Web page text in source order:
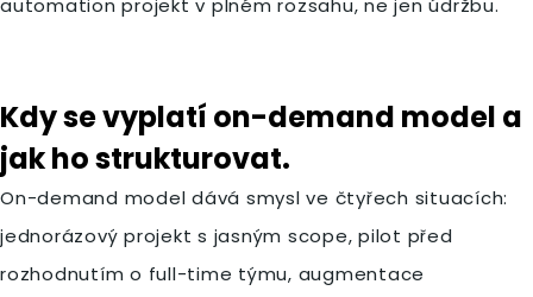
automation projekt v plném rozsahu, ne jen údržbu.
Kdy se vyplatí on-demand model a
jak ho strukturovat.
On-demand model dává smysl ve čtyřech situacích:
jednorázový projekt s jasným scope, pilot před
rozhodnutím o full-time týmu, augmentace